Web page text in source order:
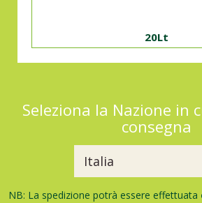
20Lt
Seleziona la Nazione in
consegna
NB: La spedizione potrà essere effettuata